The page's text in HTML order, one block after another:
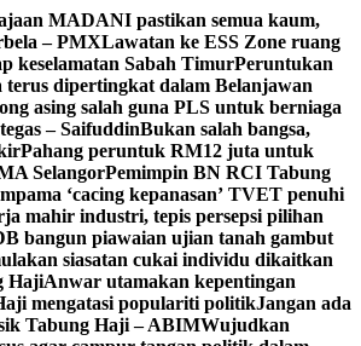
MADANI pastikan semua kaum,
– PMXLawatan ke ESS Zone ruang
keselamatan Sabah TimurPeruntukan
dipertingkat dalam Belanjawan
asing salah guna PLS untuk berniaga
– SaifuddinBukan salah bangsa,
Pahang peruntuk RM12 juta untuk
SelangorPemimpin BN RCI Tabung
‘cacing kepanasan’ TVET penuhi
mahir industri, tepis persepsi pilihan
bangun piawaian ujian tanah gambut
siasatan cukai individu dikaitkan
HajiAnwar utamakan kepentingan
mengatasi populariti politikJangan ada
Tabung Haji – ABIMWujudkan